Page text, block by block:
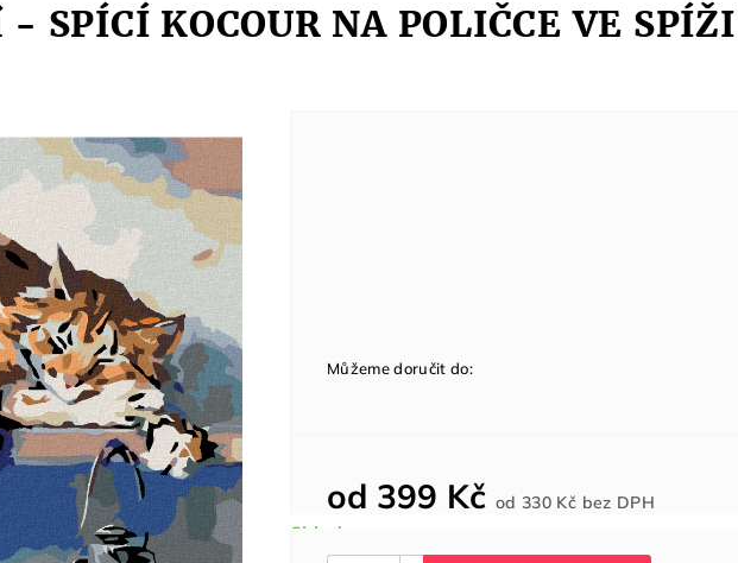
KOCOUR NA POLIČCE VE SPÍŽI
od 399 Kč od330 Kč bez DPHcena:
Můžeme doručit do: